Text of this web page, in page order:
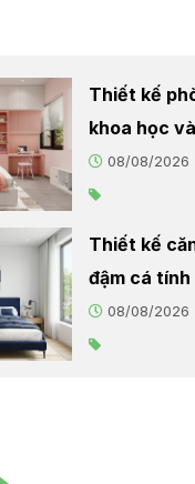
Thiết kế
khoa học
08/08/2026
Thiết kế
đậm cá tính
08/08/2026